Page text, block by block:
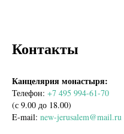
Контакты
Канцелярия монастыря:
Телефон: +7 495 994-61-70
(с 9.00 до 18.00)
E-mail: new-jerusalem@mail.ru